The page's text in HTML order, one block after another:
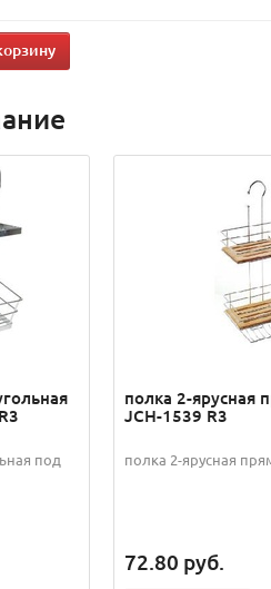
под
полка 2-ярусная
JCH-1539 R3
полка 2-ярусная
72.80 руб.